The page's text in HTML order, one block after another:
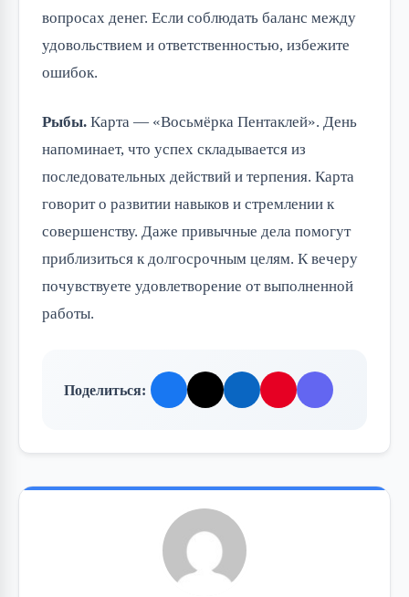
вопросах денег. Если соблюдать баланс между
удовольствием и ответственностью, избежите
ошибок.
Рыбы. Карта — «Восьмёрка Пентаклей». День
напоминает, что успех складывается из
последовательных действий и терпения. Карта
говорит о развитии навыков и стремлении к
совершенству. Даже привычные дела помогут
приблизиться к долгосрочным целям. К вечеру
почувствуете удовлетворение от выполненной
работы.
Поделиться: